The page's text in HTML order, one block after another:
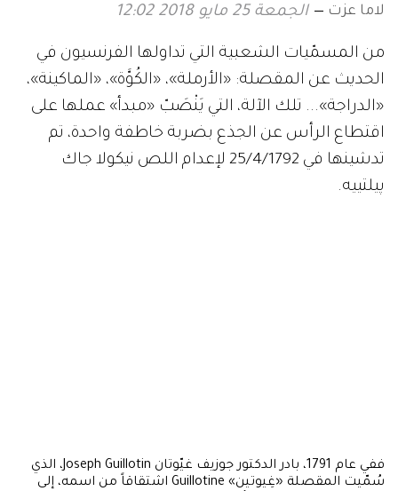
لاما عزت الجمعة 25 مايو 2018 12:02
من المسمّيات الشعبية التي تداولها الفرنسيون في
الحديث عن المقصلة: «الأرملة»، «الكُوَّة»، «الماكينة»،
«الدراجة»... تلك الآلة، التي يَنْصَبّ «مبدأ» عملها على
اقتطاع الرأس عن الجذع بضربة خاطفة واحدة، تم
تدشينها في 25/4/1792 لإعدام اللص نيكولا جاك
پيلتييه.
ففي عام 1791، بادر الدكتور جوزيف غيّوتان Joseph Guillotin، الذي
سُمّيت المقصلة «غِيوتين» Guillotine اشتقاقاً من اسمه، إلى